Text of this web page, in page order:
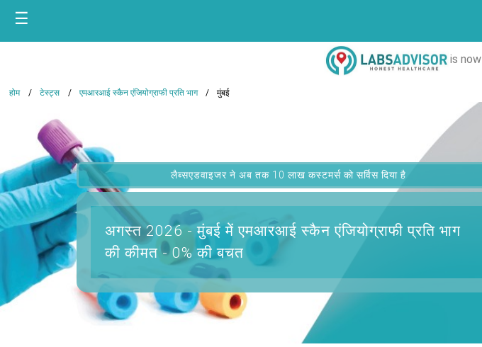
☰
is now
होम टेस्ट्स एमआरआई स्कैन एंजियोग्राफी प्रति भाग मुंबई
लैब्सएडवाइजर ने अब तक 10 लाख कस्टमर्स को सर्विस दिया है
अगस्त 2026 -मुंबई में एमआरआई स्कैन एंजियोग्राफी प्रति भाग
की कीमत - 0% की बचत